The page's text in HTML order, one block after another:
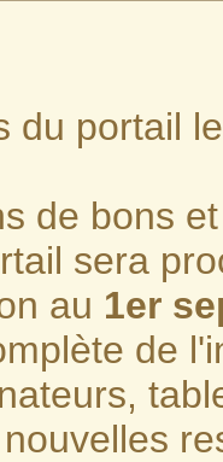
du portail
de bons
sera
au 1er
de